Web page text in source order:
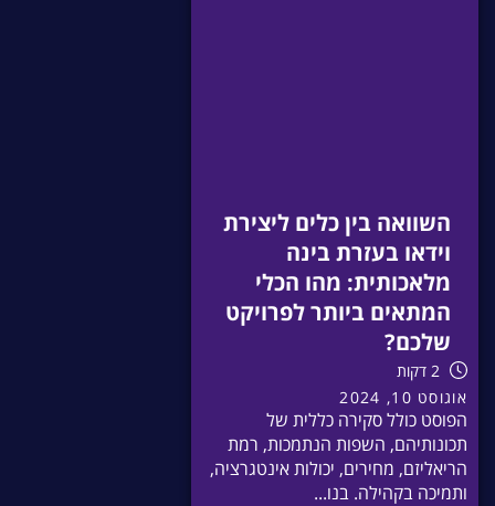
השוואה בין כלים ליצירת
וידאו בעזרת בינה
מלאכותית: מהו הכלי
המתאים ביותר לפרויקט
שלכם?
2 דקות
אוגוסט 10, 2024
הפוסט כולל סקירה כללית של
תכונותיהם, השפות הנתמכות, רמת
הריאליזם, מחירים, יכולות אינטגרציה,
ותמיכה בקהילה. בנו...